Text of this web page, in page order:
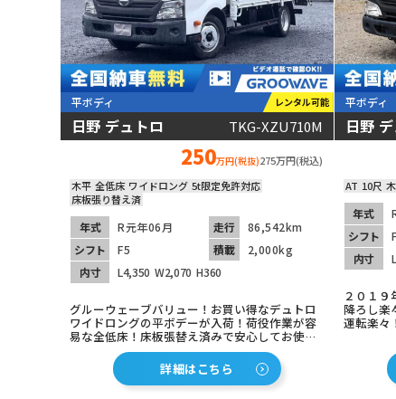
形状 メー
大きさ
大型 増トン 中型 小型 走行
年式
〜
平ボディ レンタル可能
日野 デュトロ TKG-XZU710M
250万円(税抜)275万円(税込)
木平 全低床 ワイドロング 5t限定免許対応
床板張り替え済
年式 R元年06月 走行
86,542km
シフト
F5 積載
2,000kg
内寸
L4,350 W2,070 H360
グルーウェーブバリュー！お買い得なデュトロ
ワイドロングの平ボデーが入荷！荷役作業が容
易な全低床！床板張替え済みで安心してお使い
いただけます！5速マニュアル！下回りもキレイ
でオススメ！ 詳細はこちら
平ボディ
日野
AT 10尺
年式
シフト
内寸
２０１
降ろし楽
運転楽々
お問合